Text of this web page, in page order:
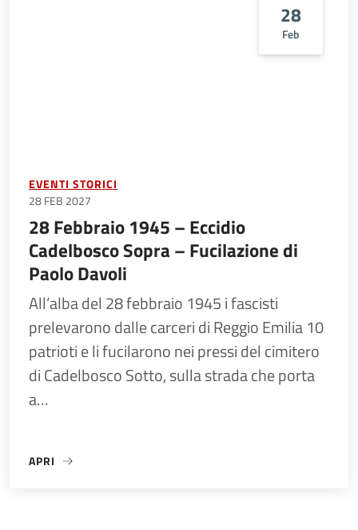
28
Feb
EVENTI STORICI
28 FEB 2027
28 Febbraio 1945 – Eccidio
Cadelbosco Sopra – Fucilazione di
Paolo Davoli
All’alba del 28 febbraio 1945 i fascisti
prelevarono dalle carceri di Reggio Emilia 10
patrioti e li fucilarono nei pressi del cimitero
di Cadelbosco Sotto, sulla strada che porta
a…
APRI
«28 FEBBRAIO 1945 – ECCIDIO CADELBOSCO SOPRA –